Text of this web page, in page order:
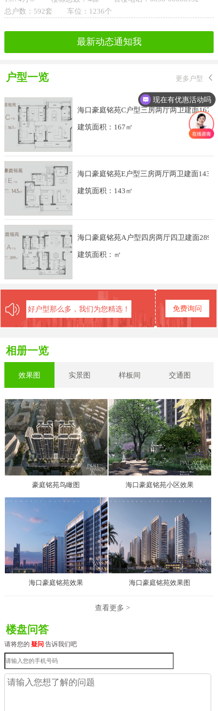
总户数：592套 车位：1236个
最新动态通知我
户型一览 更多户型
海口豪庭铭苑C户型三房两厅两卫建面167
建筑面积：167㎡
海口豪庭铭苑E户型三房两厅两卫建面143
建筑面积：143㎡
海口豪庭铭苑A户型四房两厅四卫建面289
建筑面积：㎡
好户型那么多，我们为您精选！ 免费询问
相册一览
效果图 实景图 样板间 交通图
豪庭铭苑鸟瞰图 海口豪庭铭苑小区效果
海口豪庭铭苑效果 海口豪庭铭苑效果图
查看更多 >
楼盘问答
请将您的 疑问 告诉我们吧
现在有优惠活动吗